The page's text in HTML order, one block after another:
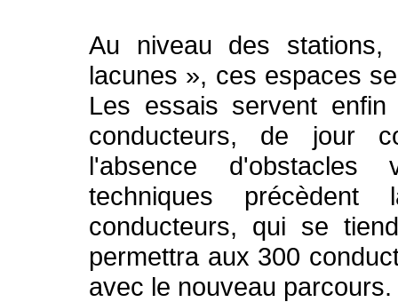
Au niveau des
lacunes », ces espaces
Les essais servent
conducteurs, de jour
l'absence
techniques
conducteurs, qui se
permettra aux 300
avec le nouveau parcours.